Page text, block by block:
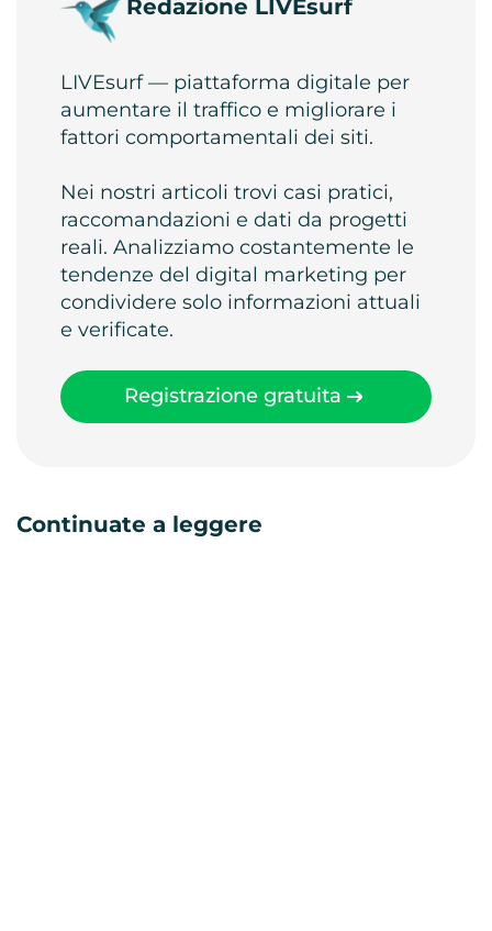
Redazione LIVEsurf
LIVEsurf — piattaforma digitale per
aumentare il traffico e migliorare i
fattori comportamentali dei siti.
Nei nostri articoli trovi casi pratici,
raccomandazioni e dati da progetti
reali. Analizziamo costantemente le
tendenze del digital marketing per
condividere solo informazioni attuali
e verificate.
Registrazione gratuita
Continuate a leggere